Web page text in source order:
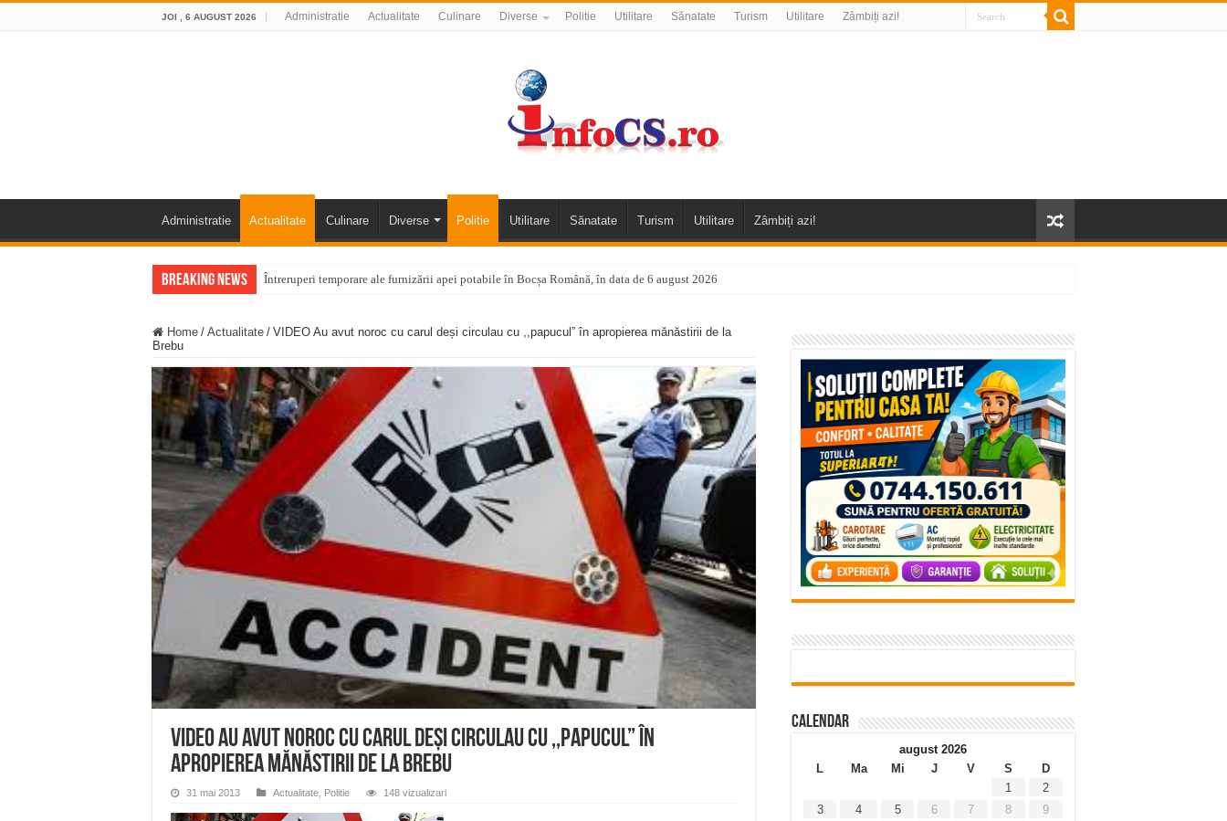
JOI , 6 AUGUST 2026 Administratie Actualitate Culinare Diverse Politie Utilitare Sănatate Turism Utilitare Zâmbiți azi!
Administratie Actualitate Culinare Diverse Politie Utilitare Sănatate Turism Utilitare Zâmbiți azi!
Breaking News Întreruperi temporare ale furnizării apei potabile în Bocșa Română, în data de 6 august 2026
Anunț important – Închidere temporară Podul de Piatră din Herculane
Ștrandul Termal Ring din Oravița – locul unde natura a ascuns un izvor de sănătate VIDEO
Miresme de lavandă, mentă și flori de vară și râsete de copii la Carașova VIDEO
ANUNȚ OPRIRE APĂ în Reșița – avarie – 04.08.2026 – str. Văliugului și Plastomet
ANUNŢ OPRIRE APĂ în CARANSEBEȘ – 04.08.2026 – avarie – Calea Severinului
ANUNŢ OPRIRE APĂ în CARANSEBEȘ avarie
ANUNȚ OPRIRE APĂ în Reșița, cartier Țerova – avarie – 04.08.2026
ANUNȚ OPRIRE APĂ în Reșița – avarie – 03.08.2026 – Calea Caransebeșului
Home / Actualitate / VIDEO Au avut noroc cu carul deși circulau cu ,,papucul” în apropierea mănăstirii de la
Brebu
VIDEO Au avut noroc cu carul deși circulau cu ,,papucul” în
apropierea mănăstirii de la Brebu
31 mai 2013 Actualitate Politie 148 vizualizari
Calendar
august 2026
L
Ma Mi J V S
D
1
2
3
4 5 6 7 8
9